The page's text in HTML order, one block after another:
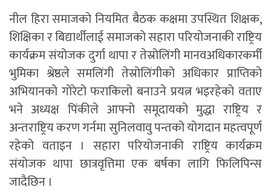
नील हिरा समाजको नियमित बैठक कक्षमा उपस्थित शिक्षक,
शिक्षिका र बिद्यार्थीलाई समाजको सहारा परियोजनाकी राष्ट्रिय
कार्यक्रम संयोजक दुर्गा थापा र तेस्रोलिंगी मानवअधिकारकर्मी
भुमिका श्रेष्ठले समलिंगी तेस्रोलिंगीको अधिकार प्राप्तिको
अभियानको गोरेटो फराकिलो बनाउने प्रयत्न भइरहेको वताए
भने अध्यक्ष पिंकीले आफ्नो समूदायको मुद्धा राष्ट्रिय र
अन्तराष्ट्रिय करण गर्नमा सुनिलवावु पन्तको योगदान महत्वपूर्ण
रहेको वताइन । सहारा परियोजनाकी राष्ट्रिय कार्यक्रम
संयोजक थापा छात्रवृत्तिमा एक बर्षका लागि फिलिपिन्स
जादैछिन ।